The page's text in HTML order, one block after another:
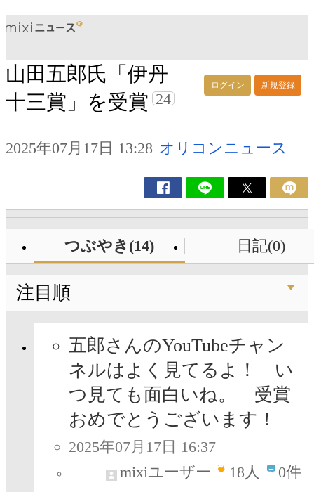
ログイン 新規登録
山田五郎氏「伊丹
十三賞」を受賞 24
2025年07月17日 13:28 オリコンニュース
つぶやき(14) 日記(0)
注目順
五郎さんのYouTubeチャン
ネルはよく見てるよ！ い
つ見ても面白いね。 受賞
おめでとうございます！
2025年07月17日 16:37
mixiユーザー
18人 0件